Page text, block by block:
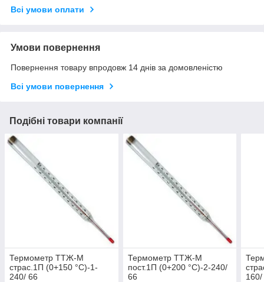
Всі умови оплати
Умови повернення
Повернення товару впродовж 14 днів за домовленістю
Всі умови повернення
Подібні товари компанії
Термометр ТТЖ-М
страс.1П (0+150 °C)-1-
240/ 66
Термометр ТТЖ-М
пост.1П (0+200 °C)-2-240/
66